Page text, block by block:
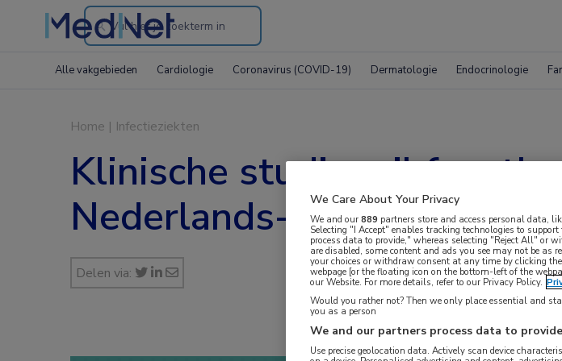
Search
the
Alle vakgebieden Cardiologie Coronavirus (COVID-19) Dermatologie Endocrinologie
Home | Infectieziekten
Klinische studie wil
Nederlands-Belgische
Delen via:
We Care About Your Privacy
We and our889 partners store and access personal data,
Selecting "I Accept" enables tracking technologies to
process data to provide," whereas selecting "Reject All" or
are disabled, some content and ads you see may not be as
your choices or withdraw consent at any time by clicking
webpage [or the floating icon on the bottom-left of the
our Website. For more details, refer to our Privacy Policy.
Would you rather not? Then we only place essential and
you as a person
We and our partners process data to
Use precise geolocation data. Actively scan device